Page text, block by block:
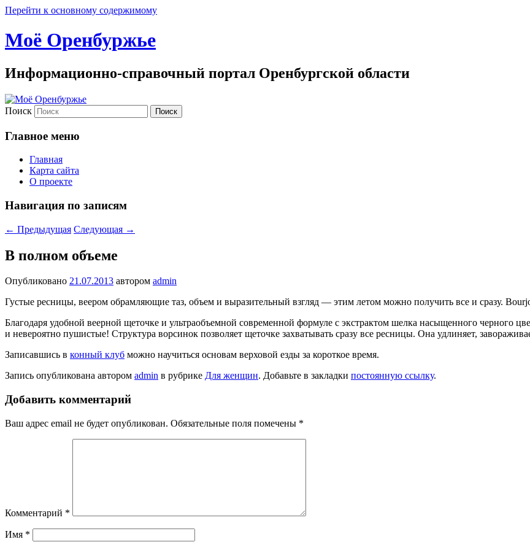
Перейти к основному содержимому
Моё Оренбуржье
Информационно-справочный портал Оренбургской области
Поиск
Главное меню
Главная
Карта сайта
О проекте
Навигация по записям
← Предыдущая Следующая →
В полном объеме
Опубликовано 21.07.2013 автором admin
Густые ресницы, веером обрамляющие таз, объем и выразительный взгляд — этим летом мож­но получить все и сразу.
Благодаря удобной веерной щеточке и ультраобъемной современной форму­ле с экстрактом шелка насыщенного черного
и невероятно пушистые! Структура ворсинок позволяет щеточке захватывать сразу все ресницы. Она удлиняет,
Записавшись в конный клуб можно научиться основам верховой езды за короткое время.
Запись опубликована автором admin в рубрике Для женщин. Добавьте в закладки постоянную ссылку.
Добавить комментарий
Ваш адрес email не будет опубликован. Обязательные поля помечены *
Комментарий *
Имя *